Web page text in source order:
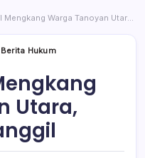
Warga Tanoyan Utara, Polisi Segera Panggil
Berita Hukum
Utara,